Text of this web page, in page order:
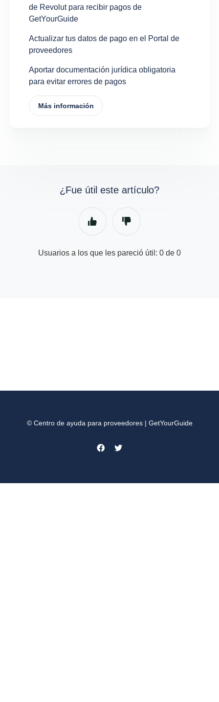
de Revolut para recibir pagos de
GetYourGuide
Actualizar tus datos de pago en el Portal de
proveedores
Aportar documentación jurídica obligatoria
para evitar errores de pagos
Más información
¿Fue útil este artículo?
Usuarios a los que les pareció útil: 0 de 0
© Centro de ayuda para proveedores | GetYourGuide
Facebook
Twitter